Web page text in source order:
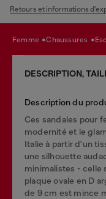
Retours et informations
femme chaussures
DESCRIPTION,
Description du
Ces sandales pour
modernité et le
Italie à partir d'un
une silhouette
minimalistes - celle
plaque ovale en D
de 9 cm est mince